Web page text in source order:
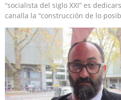
“socialista del siglo XXI” es
canalla la “construcción de lo